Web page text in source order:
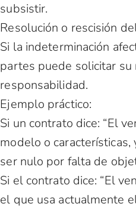
subsistir.
Resolución o rescisión
Si la indeterminación
partes puede solicitar
responsabilidad.
Ejemplo práctico:
Si un contrato dice: “El
modelo o
ser nulo por falta de
Si el contrato dice: “El
el que usa actualmente